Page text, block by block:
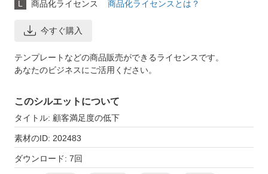
L 商品化ライセンス 商品化ライセンスとは？
今すぐ購入
テンプレートなどの商品販売ができるライセンスです。
あなたのビジネスにご活用ください。
このシルエットについて
タイトル: 顧客満足度の低下
素材のID: 202483
ダウンロード: 7回